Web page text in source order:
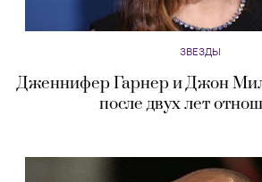
ЗВЕЗДЫ
Дженнифер Гарнер и Джон
после двух лет